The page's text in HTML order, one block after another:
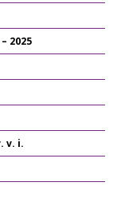
2025
v. i.